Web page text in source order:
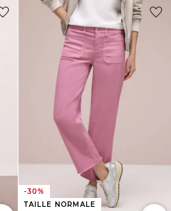
-30%
TAILLE NORMALE